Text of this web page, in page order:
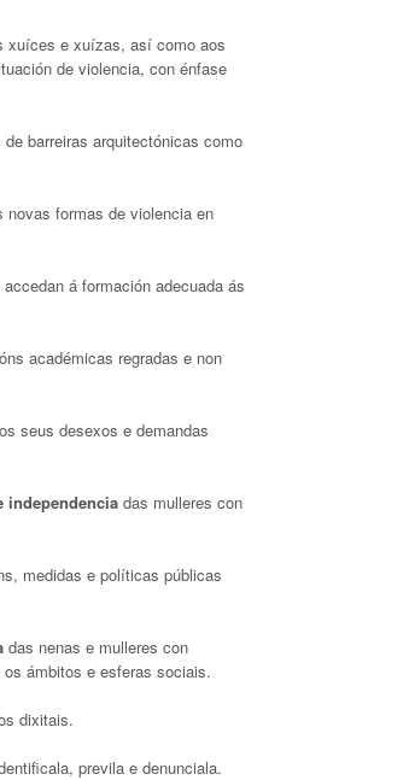
xuíces e xuízas, así como aos
de violencia, con énfase
barreiras arquitectónicas como
novas formas de violencia en
á formación adecuada ás
académicas regradas e non
seus desexos e demandas
independencia das mulleres con
medidas e políticas públicas
das nenas e mulleres con
ámbitos e esferas sociais.
dixitais.
previla e denunciala.